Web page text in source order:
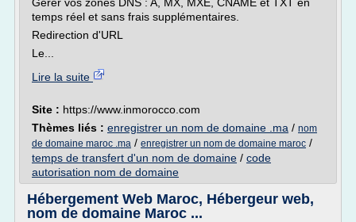
temps réel et sans frais supplémentaires.
Redirection d'URL
Le...
Lire la suite
Site : https://www.inmorocco.com
Thèmes liés : enregistrer un nom de domaine .ma / nom
de domaine maroc .ma / enregistrer un nom de domaine maroc /
temps de transfert d'un nom de domaine / code
autorisation nom de domaine
Hébergement Web Maroc, Hébergeur web,
nom de domaine Maroc ...